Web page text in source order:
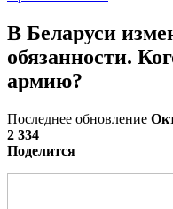
В Беларуси
обязанности.
армию?
Последнее обновление
2 334
Поделится